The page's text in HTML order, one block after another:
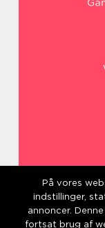
På vores
indstillinger,
annoncer.
fortsat brug af